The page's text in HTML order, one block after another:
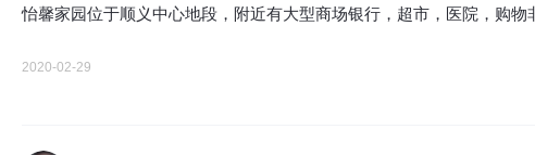
怡馨家园位于顺义中心地段，附近有大型商场银行，超市，医院，购
2020-02-29